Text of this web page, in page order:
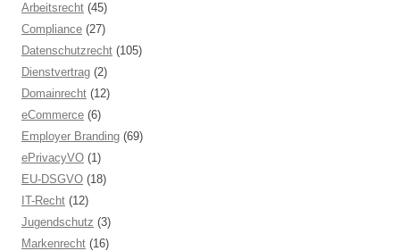
Arbeitsrecht (45)
Compliance (27)
Datenschutzrecht (105)
Dienstvertrag (2)
Domainrecht (12)
eCommerce (6)
Employer Branding (69)
ePrivacyVO (1)
EU-DSGVO (18)
IT-Recht (12)
Jugendschutz (3)
Markenrecht (16)